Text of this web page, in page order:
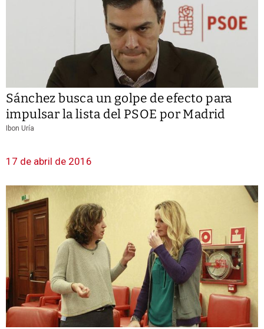
Sánchez busca un golpe de efecto para
impulsar la lista del PSOE por Madrid
Ibon Uría
17 de abril de 2016